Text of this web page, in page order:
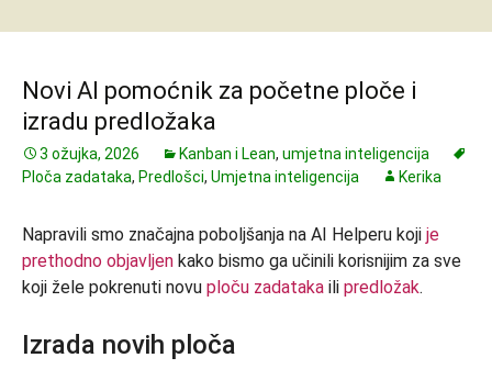
Novi AI pomoćnik za početne ploče i
izradu predložaka
3 ožujka, 2026 Kanban i Lean, umjetna inteligencija
Ploča zadataka, Predlošci, Umjetna inteligencija Kerika
Napravili smo značajna poboljšanja na AI Helperu koji je
prethodno objavljen kako bismo ga učinili korisnijim za sve
koji žele pokrenuti novu ploču zadataka ili predložak.
Izrada novih ploča